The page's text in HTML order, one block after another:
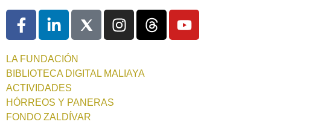
LA FUNDACIÓN
BIBLIOTECA DIGITAL MALIAYA
ACTIVIDADES
HÓRREOS Y PANERAS
FONDO ZALDÍVAR